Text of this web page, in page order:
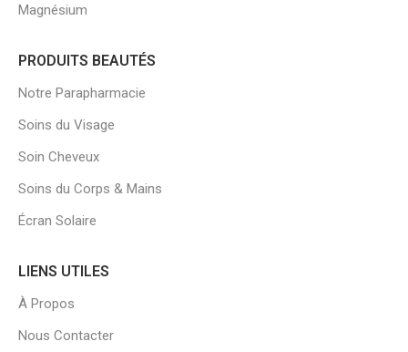
Magnésium
PRODUITS BEAUTÉS
Notre Parapharmacie
Soins du Visage
Soin Cheveux
Soins du Corps & Mains
Écran Solaire
LIENS UTILES
À Propos
Nous Contacter